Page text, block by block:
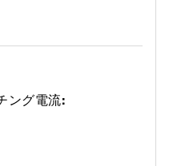
ング電流: